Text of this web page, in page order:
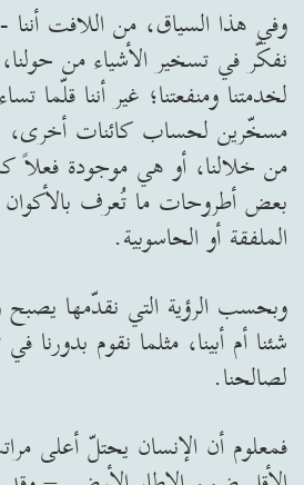
وفي هذا السياق، من اللافت
نفكّر في تسخير الأشياء من حولنا،
لخدمتنا ومنفعتنا؛ غير أننا قلّما
مسخّرين لحساب كائنات أخرى،
من خلالنا، أو هي موجودة
بعض أطروحات ما تُعرف بالأكوان
الملفقة أو الحاسوبية.
وبحسب الرؤية التي نقدّمها يصبح
شئنا أم أبينا، مثلما نقوم بدورنا
لصالحنا.
فمعلوم أن الإنسان يحتلّ أعلى